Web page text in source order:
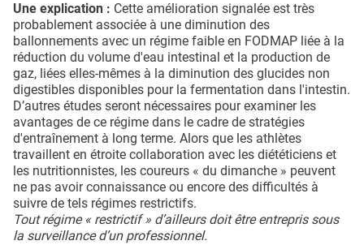
Une explication : Cette amélioration signalée est très
probablement associée à une diminution des
ballonnements avec un régime faible en FODMAP liée à la
réduction du volume d'eau intestinal et la production de
gaz, liées elles-mêmes à la diminution des glucides non
digestibles disponibles pour la fermentation dans l'intestin.
D’autres études seront nécessaires pour examiner les
avantages de ce régime dans le cadre de stratégies
d'entraînement à long terme. Alors que les athlètes
travaillent en étroite collaboration avec les diététiciens et
les nutritionnistes, les coureurs « du dimanche » peuvent
ne pas avoir connaissance ou encore des difficultés à
suivre de tels régimes restrictifs.
Tout régime « restrictif » d’ailleurs doit être entrepris sous
la surveillance d’un professionnel.